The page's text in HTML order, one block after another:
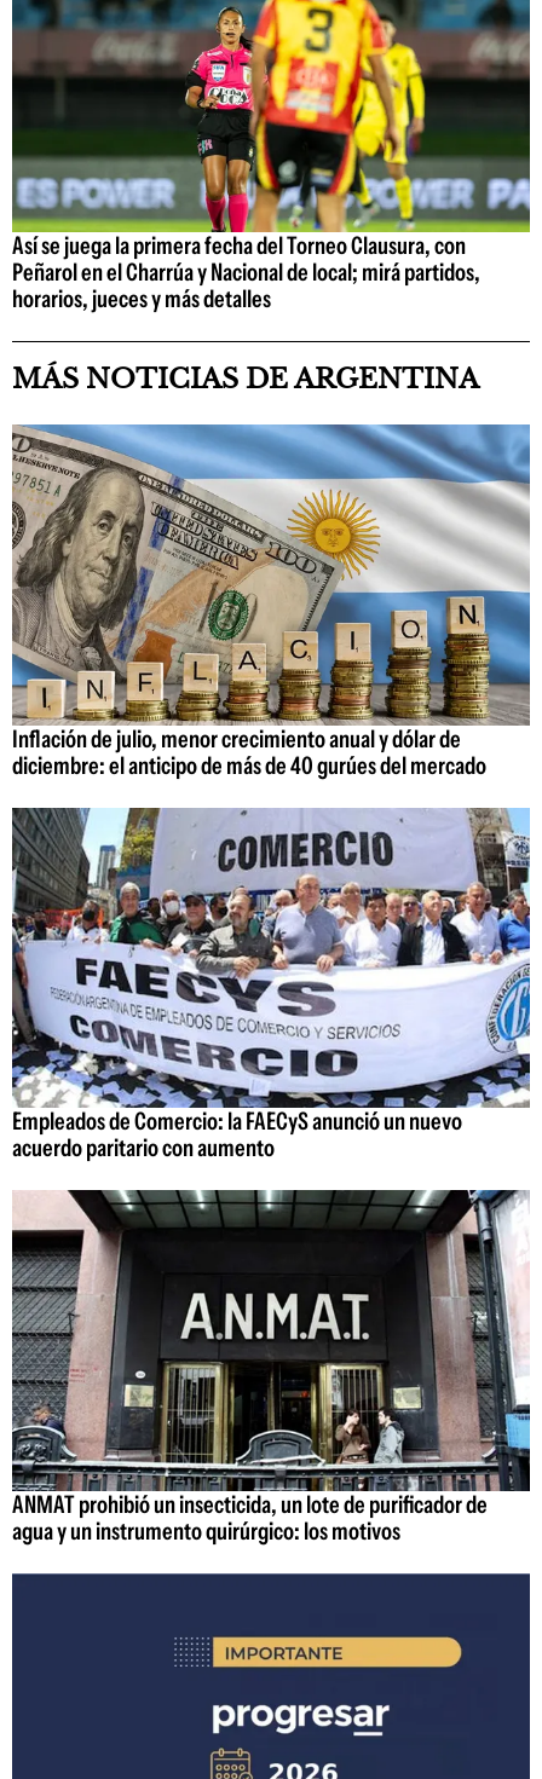
Así se juega la primera fecha del Torneo Clausura, con
Peñarol en el Charrúa y Nacional de local; mirá partidos,
horarios, jueces y más detalles
MÁS NOTICIAS DE ARGENTINA
Inflación de julio, menor crecimiento anual y dólar de
diciembre: el anticipo de más de 40 gurúes del mercado
Empleados de Comercio: la FAECyS anunció un nuevo
acuerdo paritario con aumento
ANMAT prohibió un insecticida, un lote de purificador de
agua y un instrumento quirúrgico: los motivos